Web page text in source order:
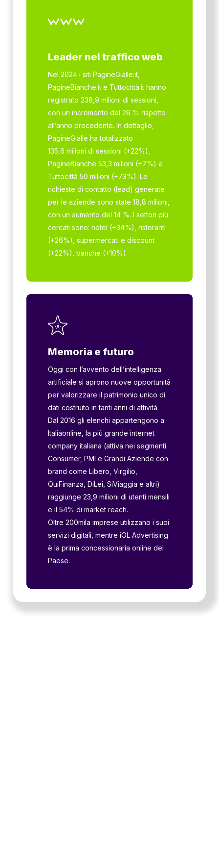
Leader nel traffico web
Nel 2024 i siti PagineGialle.it,
PagineBianche.it e Tuttocittà.it hanno
registrato 238,9 milioni di sessioni,
con un incremento del 26 % rispetto
all’anno precedente. In dettaglio,
PagineGialle ha totalizzato
135,6 milioni di sessioni (+22%),
PagineBianche 53,3 milioni (+7%) e
Tuttocittà 50 milioni (+73%). Le
richieste di contatto (lead) generate
per le aziende sono state 18,8 milioni,
con un aumento del 14 %. I settori più
cercati sono: hotel (+34%), ristoranti
(+26%), supermercati e discount
(+22%), banche (+10%).
Memoria e futuro
Oggi con l’avvento dell’intelligenza
artificiale si aprono nuove opportunità
per valorizzare il patrimonio unico di
dati costruito in tanti anni di attività.
Dal 2016 gli elenchi appartengono a
Italiaonline, la più grande internet
company italiana (attiva nei segmenti
Consumer, PMI e Grandi Aziende con
brand come Libero, Virgilio,
QuiFinanza, DiLei, SiViaggia e altri)
raggiunge 23,9 milioni di utenti mensili
e il 54% di market reach.
Oltre 200mila imprese utilizzano i suoi
servizi digitali, mentre iOL Advertising
è la prima concessionaria online del
Paese.